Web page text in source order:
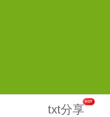
txt分享
HOT